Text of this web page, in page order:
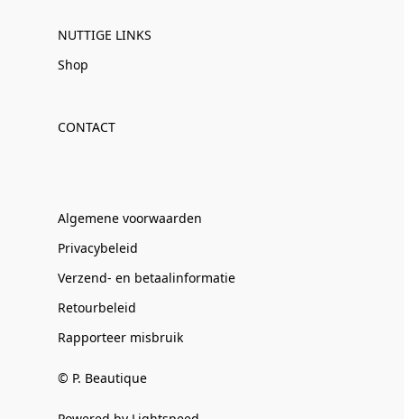
NUTTIGE LINKS
Shop
CONTACT
Algemene voorwaarden
Privacybeleid
Verzend- en betaalinformatie
Retourbeleid
Rapporteer misbruik
© P. Beautique